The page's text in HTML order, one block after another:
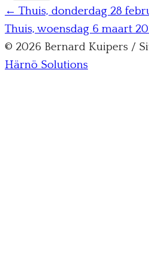
← Thuis, donderdag 28
Thuis, woensdag 6 maart
© 2026 Bernard Kuipers /
Härnö Solutions